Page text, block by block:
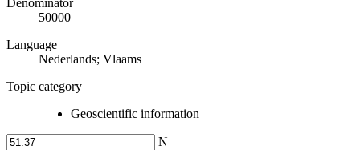
50000
Language
Nederlands; Vlaams
Topic category
Geoscientific information
N